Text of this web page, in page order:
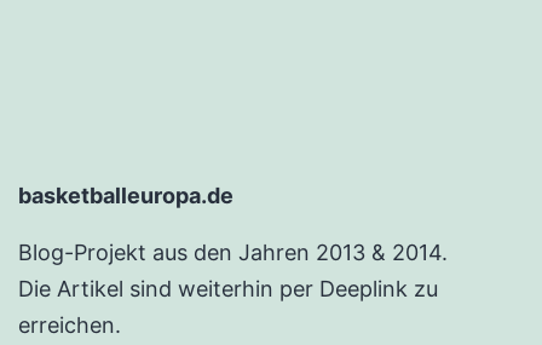
basketballeuropa.de
Blog-Projekt aus den Jahren 2013 & 2014.
Die Artikel sind weiterhin per Deeplink zu
erreichen.